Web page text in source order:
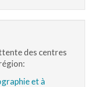
des centres
et à